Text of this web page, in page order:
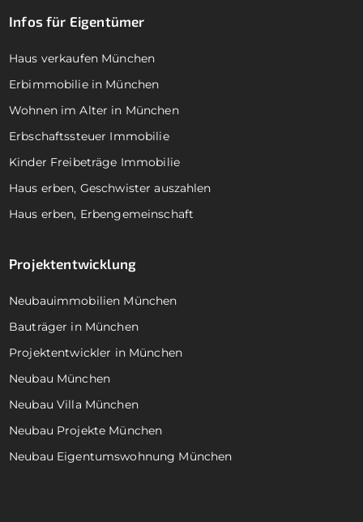
Infos für Eigentümer
Haus verkaufen München
Erbimmobilie in München
Wohnen im Alter in München
Erbschaftssteuer Immobilie
Kinder Freibeträge Immobilie
Haus erben, Geschwister auszahlen
Haus erben, Erbengemeinschaft
Projektentwicklung
Neubauimmobilien München
Bauträger in München
Projektentwickler in München
Neubau München
Neubau Villa München
Neubau Projekte München
Neubau Eigentumswohnung München